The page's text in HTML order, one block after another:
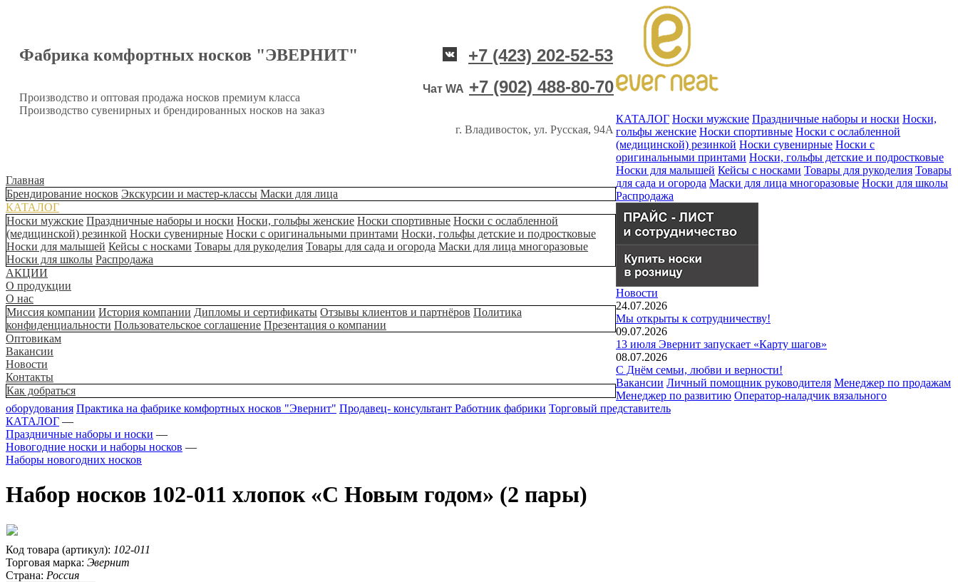
Фабрика комфортных носков "ЭВЕРНИТ"
Производство и оптовая продажа носков премиум класса
Производство сувенирных и брендированных носков на заказ
+7 (423) 202-52-53
Чат WA +7 (902) 488-80-70
г. Владивосток, ул. Русская, 94А
Главная
Брендирование носков Экскурсии и мастер-классы Маски для лица
КАТАЛОГ
Носки мужские Праздничные наборы и носки Носки, гольфы женские Носки спортивные Носки с ослабленной
(медицинской) резинкой Носки сувенирные Носки с оригинальными принтами Носки, гольфы детские и подростковые
Носки для малышей Кейсы с носками Товары для рукоделия Товары для сада и огорода Маски для лица многоразовые
Носки для школы Распродажа
АКЦИИ
О продукции
О нас
Миссия компании История компании Дипломы и сертификаты Отзывы клиентов и партнёров Политика
конфиденциальности Пользовательское соглашение Презентация о компании
Оптовикам
Вакансии
Новости
Контакты
Как добраться
КАТАЛОГ Носки мужские Праздничные наборы и носки Носки,
гольфы женские Носки спортивные Носки с ослабленной
(медицинской) резинкой Носки сувенирные Носки с
оригинальными принтами Носки, гольфы детские и подростковые
Носки для малышей Кейсы с носками Товары для рукоделия Товары
для сада и огорода Маски для лица многоразовые Носки для школы
Распродажа
Новости
24.07.2026
Мы открыты к сотрудничеству!
09.07.2026
13 июля Эвернит запускает «Карту шагов»
08.07.2026
С Днём семьи, любви и верности!
Вакансии Личный помощник руководителя Менеджер по продажам
Менеджер по развитию Оператор-наладчик вязального
оборудования Практика на фабрике комфортных носков "Эвернит" Продавец- консультант Работник фабрики Торговый представитель
КАТАЛОГ —
Праздничные наборы и носки —
Новогодние носки и наборы носков —
Наборы новогодних носков
Набор носков 102-011 хлопок «С Новым годом» (2 пары)
Код товара (артикул): 102-011
Торговая марка: Эвернит
Страна: Россия